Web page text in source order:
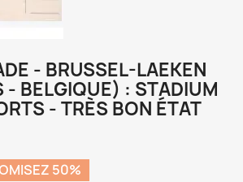
- BRUSSEL-LAEKEN
- BELGIQUE) : STADIUM
- TRÈS BON ÉTAT
50%